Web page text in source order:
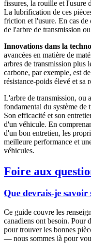
fissures, la rouille et l'usure
La lubrification de ces
friction et l'usure. En cas de
de l'arbre de transmission
Innovations dans la
avancées en matière de
arbres de transmission plus
carbone, par exemple, est
résistance-poids élevé et sa
L'arbre de transmission, ou
fondamental du système de
Son efficacité et son
d'un véhicule. En
d'un bon entretien, les
meilleure performance et
véhicules.
Foire aux
Que devrais-je
Ce guide couvre les
canadiens ont besoin. Pour
pour trouver les bonnes
— nous sommes là pour